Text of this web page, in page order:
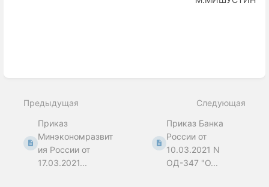
mode
Предыдущая
Приказ
Минэкономразвит
ия России от
17.03.2021...
Следующая
Приказ Банка
России от
10.03.2021 N
ОД-347 "О...